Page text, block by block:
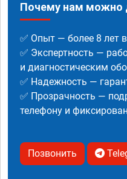
Почему нам можно
✅ Опыт — более 8 лет
✅ Экспертность —
и диагностическим
✅ Надежность —
✅ Прозрачность —
телефону и
Позвонить